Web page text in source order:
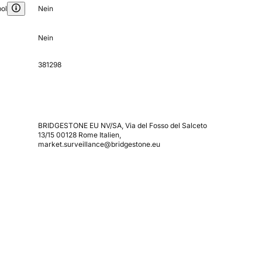
Nein
Nein
381298
BRIDGESTONE EU NV/SA, Via del Fosso del Salceto
13/15 00128 Rome Italien,
market.surveillance@bridgestone.eu